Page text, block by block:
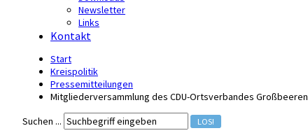
Newsletter
Links
Kontakt
Start
Kreispolitik
Pressemitteilungen
Mitgliederversammlung des CDU-Ortsverbandes Großbeeren
Suchen ...
LOS!